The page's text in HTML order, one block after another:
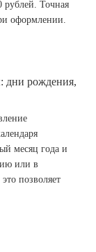
рублей. Точная
оформлении.
дни рождения,
месяц года и
или в
позволяет